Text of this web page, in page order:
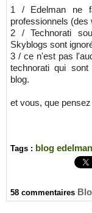
1 / Edelman ne
professionnels (des
2 / Technorati
Skyblogs sont
3 / ce n'est pas
technorati qui
blog.
et vous, que
Tags : blog edelman
58 commentaires